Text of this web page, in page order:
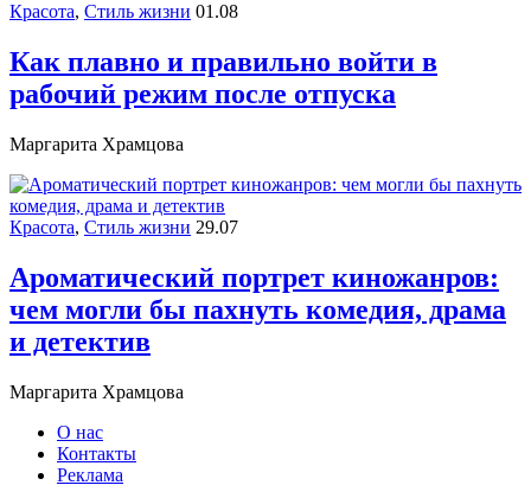
Красота, Стиль жизни 01.08
Как плавно и правильно войти в
рабочий режим после отпуска
Маргарита Храмцова
Красота, Стиль жизни 29.07
Ароматический портрет киножанров:
чем могли бы пахнуть комедия, драма
и детектив
Маргарита Храмцова
О нас
Контакты
Реклама